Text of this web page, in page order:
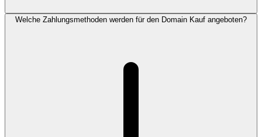
Welche Zahlungsmethoden werden für den Domain Kauf angeboten?